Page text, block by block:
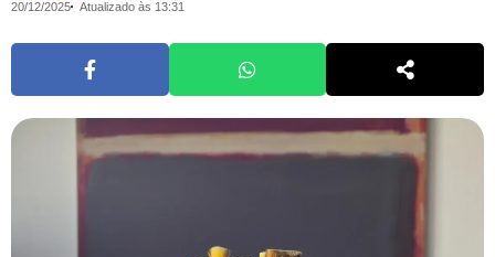
20/12/2025 Atualizado às 13:31